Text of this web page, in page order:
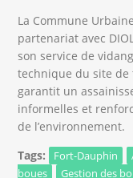
La Commune
partenariat avec
son service de
technique du site de
garantit un
informelles et
de l’environnement.
Tags:
Fort-Dauphin
boues
Gestion des